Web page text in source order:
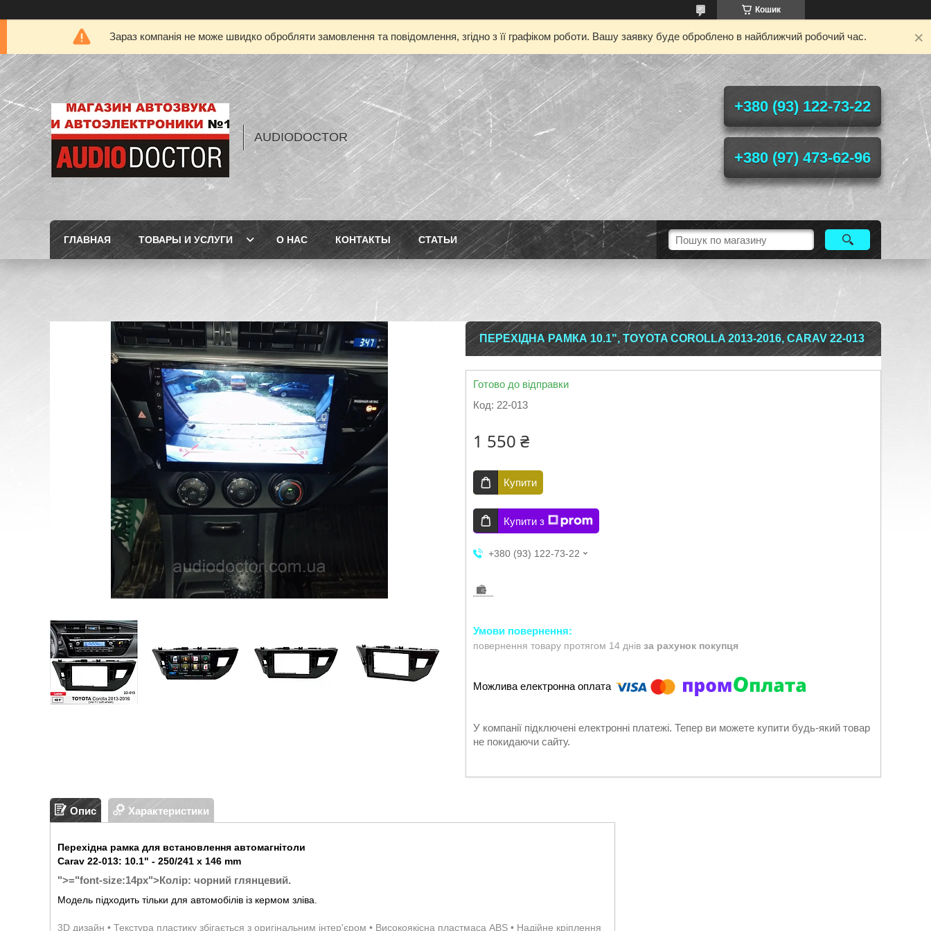
Кошик
Зараз компанія не може швидко обробляти замовлення та повідомлення, згідно з її графіком роботи. Вашу заявку буде оброблено в найближчий робочий час.
AUDIODOCTOR
+380 (93) 122-73-22
+380 (97) 473-62-96
ГЛАВНАЯ ТОВАРЫ И УСЛУГИ О НАС КОНТАКТЫ СТАТЬИ
ПЕРЕХІДНА РАМКА 10.1", TOYOTA COROLLA 2013-2016, CARAV 22-013
Готово до відправки
Код: 22-013
1 550 ₴
Купити
Купити з
+380 (93) 122-73-22
повернення товару протягом 14 днів за рахунок покупця
У компанії підключені електронні платежі. Тепер ви можете купити будь-який товар
не покидаючи сайту.
Опис Характеристики
Перехідна рамка для встановлення автомагнітоли
Carav 22-013: 10.1" - 250/241 x 146 mm
">="font-size:14px">Колір: чорний глянцевий.
Модель підходить тільки для автомобілів із кермом зліва.
3D дизайн • Текстура пластику збігається з оригінальним інтер'єром • Високоякісна пластмаса ABS • Надійне кріплення